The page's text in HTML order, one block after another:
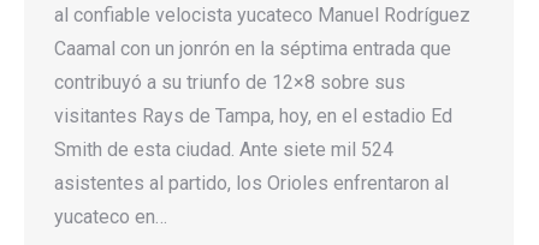
al confiable velocista yucateco Manuel Rodríguez
Caamal con un jonrón en la séptima entrada que
contribuyó a su triunfo de 12×8 sobre sus
visitantes Rays de Tampa, hoy, en el estadio Ed
Smith de esta ciudad. Ante siete mil 524
asistentes al partido, los Orioles enfrentaron al
yucateco en…